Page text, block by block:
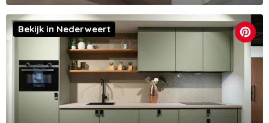
Bekijk in Nederweert